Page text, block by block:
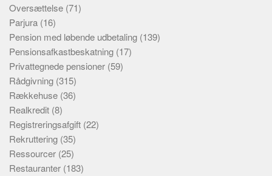
Oversættelse (71)
Parjura (16)
Pension med løbende udbetaling (139)
Pensionsafkastbeskatning (17)
Privattegnede pensioner (59)
Rådgivning (315)
Rækkehuse (36)
Realkredit (8)
Registreringsafgift (22)
Rekruttering (35)
Ressourcer (25)
Restauranter (183)